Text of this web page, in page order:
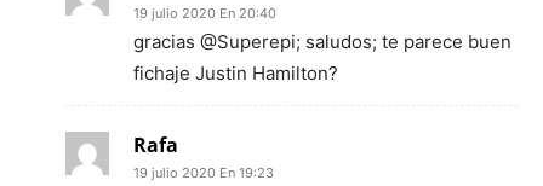
19 julio 2020 En 20:40
gracias @Superepi; saludos; te parece buen
fichaje Justin Hamilton?
Rafa
19 julio 2020 En 19:23